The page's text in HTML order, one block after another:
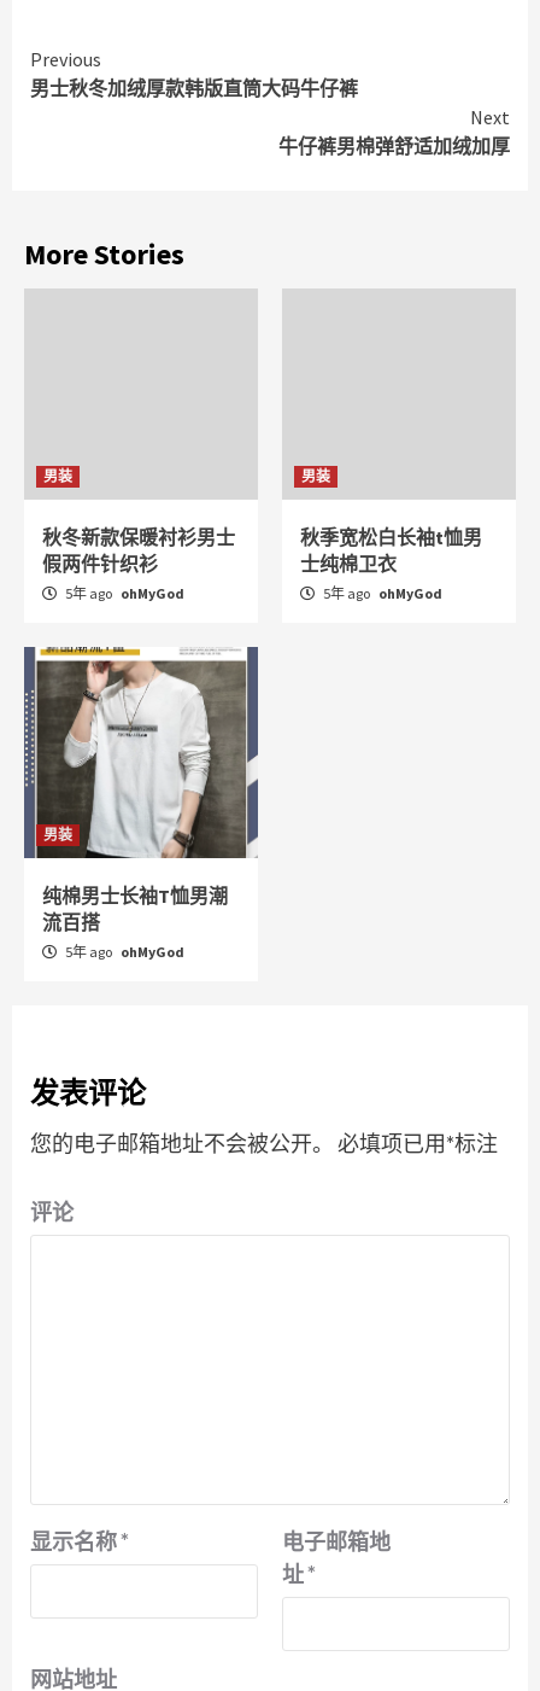
Continue
Reading
Previous
男士秋冬加绒厚款韩版直筒大码牛仔裤
Next
牛仔裤男棉弹舒适加绒加厚
More Stories
男装
秋冬新款保暖衬衫男士
假两件针织衫
5年 ago ohMyGod
男装
秋季宽松白长袖t恤男
士纯棉卫衣
5年 ago ohMyGod
男装
纯棉男士长袖T恤男潮
流百搭
5年 ago ohMyGod
发表评论
您的电子邮箱地址不会被公开。 必填项已用*标注
评论
显示名称*
电子邮箱地
址*
网站地址